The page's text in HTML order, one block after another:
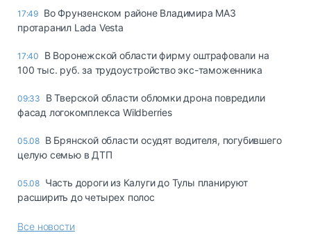
17:49 Во Фрунзенском районе Владимира МАЗ
протаранил Lada Vesta
17:40
В Воронежской области фирму оштрафовали на
100 тыс. руб. за трудоустройство экс-таможенника
09:33
В Тверской области обломки дрона повредили
фасад логокомплекса Wildberries
05.08 В Брянской области осудят водителя, погубившего
целую семью в ДТП
05.08 Часть дороги из Калуги до Тулы планируют
расширить до четырех полос
Все новости